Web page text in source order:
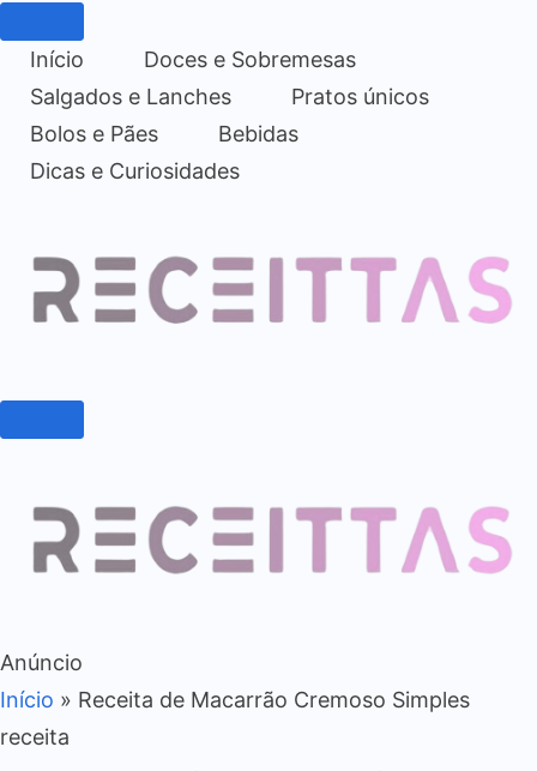
Início
Doces e Sobremesas
Salgados e Lanches
Pratos únicos
Bolos e Pães
Bebidas
Dicas e Curiosidades
Anúncio
Início » Receita de Macarrão Cremoso Simples
receita